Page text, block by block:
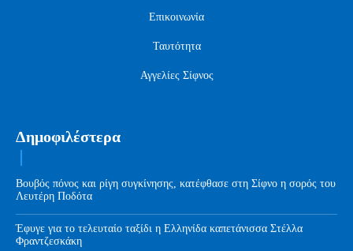
Επικοινωνία
Ταυτότητα
Αγγελίες Σίφνος
Δημοφιλέστερα
Βουβός πόνος και ρίγη συγκίνησης, κατέφθασε στη Σίφνο η σορός του
Λευτέρη Ποδότα
Έφυγε για το τελευταίο ταξίδι η Ελληνίδα καπετάνισσα Στέλλα
Φραντζεσκάκη